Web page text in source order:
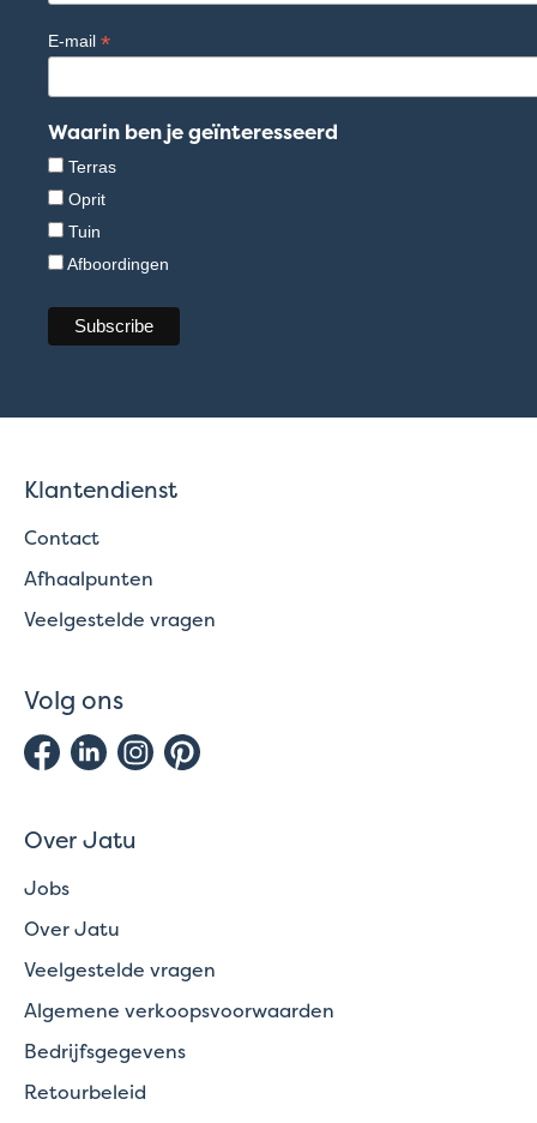
E-mail *
Waarin ben je geïnteresseerd
Terras
Oprit
Tuin
Afboordingen
Klantendienst
Contact
Afhaalpunten
Veelgestelde vragen
Volg ons
Over Jatu
Jobs
Over Jatu
Veelgestelde vragen
Algemene verkoopsvoorwaarden
Bedrijfsgegevens
Retourbeleid